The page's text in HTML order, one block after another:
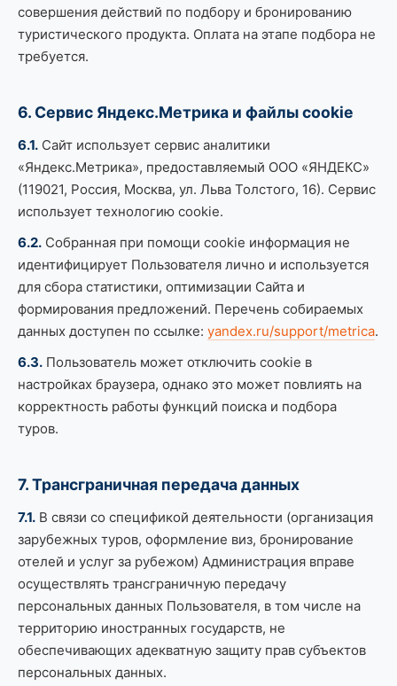
совершения действий по подбору и бронированию
туристического продукта. Оплата на этапе подбора не
требуется.
6. Сервис Яндекс.Метрика и файлы cookie
6.1. Сайт использует сервис аналитики
«Яндекс.Метрика», предоставляемый ООО «ЯНДЕКС»
(119021, Россия, Москва, ул. Льва Толстого, 16). Сервис
использует технологию cookie.
6.2. Собранная при помощи cookie информация не
идентифицирует Пользователя лично и используется
для сбора статистики, оптимизации Сайта и
формирования предложений. Перечень собираемых
данных доступен по ссылке: yandex.ru/support/metrica.
6.3. Пользователь может отключить cookie в
настройках браузера, однако это может повлиять на
корректность работы функций поиска и подбора
туров.
7. Трансграничная передача данных
7.1. В связи со спецификой деятельности (организация
зарубежных туров, оформление виз, бронирование
отелей и услуг за рубежом) Администрация вправе
осуществлять трансграничную передачу
персональных данных Пользователя, в том числе на
территорию иностранных государств, не
обеспечивающих адекватную защиту прав субъектов
персональных данных.